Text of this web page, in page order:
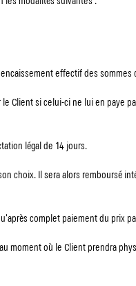
effectif des sommes
Client si celui-ci ne lui en paye
légal de 14 jours.
choix. Il sera alors remboursé
complet paiement du prix
moment où le Client prendra